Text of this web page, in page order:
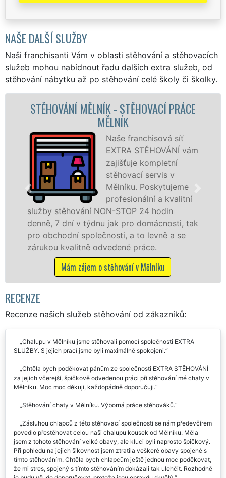
NAŠE DALŠÍ SLUŽBY
Naši franchisanti Vám v oblasti stěhování a stěhovacích
služeb mohou nabídnout řadu dalších extra služeb, od
stěhování nábytku až po stěhování celé školy či školky.
- STĚHOVACÍ PRÁCE
Naše franchisová síť
EXTRA STĚHOVÁNÍ vám
zajišťuje kompletní
stěhovací servis v
Mělníku. Poskytujeme
profesionální a kvalitní
STOP 24 hodin
jak pro domácnosti, tak
a to levně a se
práce.
stěhování v Mělníku
STĚHOVACÍ
služby zajišťujeme
celém okresu
franchisové sítě
Nabízíme stěhovací
včetně víkendů a
Mám zájem o
RECENZE
Recenze našich služeb stěhování od zákazníků:
Chalupu v Mělníku jsme stěhovali pomocí společnosti EXTRA
Chtěla bych poděkovat pánům ze společnosti EXTRA STĚHOVÁNÍ
za jejich včerejší, špičkově odvedenou práci při stěhování mé chaty v
Zásluhou chlapců z této stěhovací společnosti se nám předevčírem
povedlo přestěhovat celou naši chalupu kousek od Mělníku. Měla
jsem z tohoto stěhování velké obavy, ale kluci byli naprosto špičkový.
Při pohledu na jejich šikovnost jsem ztratila veškeré obavy spojené s
tímto stěhováním. Chtěla bych chlapcům ještě jednou moc poděkovat,